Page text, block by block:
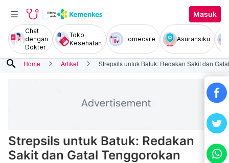
Masuk
Chat
dengan
Dokter
Toko
Kesehatan
Homecare Asuransiku
search Home Artikel Strepsils untuk Batuk: Redakan Sakit dan
Strepsils untuk Batuk: Redakan
Sakit dan Gatal Tenggorokan